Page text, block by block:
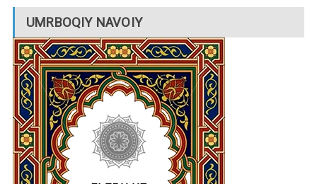
UMRBOQIY NAVOIY